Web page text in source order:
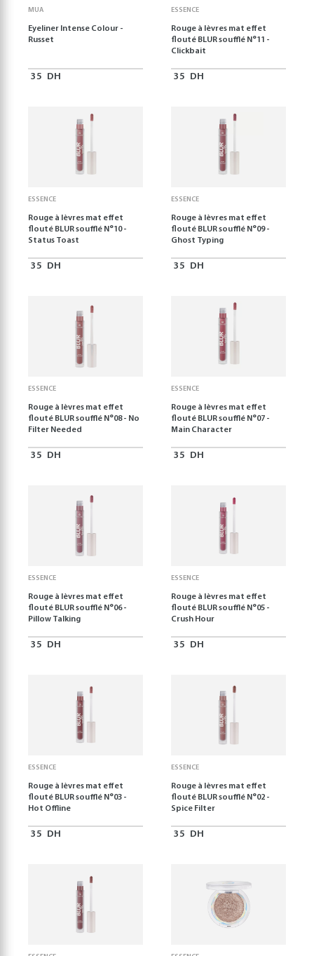
MUA
Eyeliner Intense Colour -
Russet
35 DH
ESSENCE
Rouge à lèvres mat effet
flouté BLUR soufflé N°11 -
Clickbait
35 DH
ESSENCE
Rouge à lèvres mat effet
flouté BLUR soufflé N°10 -
Status Toast
35 DH
ESSENCE
Rouge à lèvres mat effet
flouté BLUR soufflé N°09 -
Ghost Typing
35 DH
ESSENCE
Rouge à lèvres mat effet
flouté BLUR soufflé N°08 - No
Filter Needed
35 DH
ESSENCE
Rouge à lèvres mat effet
flouté BLUR soufflé N°07 -
Main Character
35 DH
ESSENCE
Rouge à lèvres mat effet
flouté BLUR soufflé N°06 -
Pillow Talking
35 DH
ESSENCE
Rouge à lèvres mat effet
flouté BLUR soufflé N°05 -
Crush Hour
35 DH
ESSENCE
Rouge à lèvres mat effet
flouté BLUR soufflé N°03 -
Hot Offline
35 DH
ESSENCE
Rouge à lèvres mat effet
flouté BLUR soufflé N°02 -
Spice Filter
35 DH